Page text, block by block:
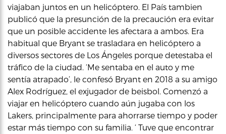
viajaban juntos en un helicóptero. El País tambien
publicó que la presunción de la precaución era evitar
que un posible accidente les afectara a ambos. Era
habitual que Bryant se trasladara en helicóptero a
diversos sectores de Los Ángeles porque detestaba el
tráfico de la ciudad. ‘Me sentaba en el auto y me
sentía atrapado’, le confesó Bryant en 2018 a su amigo
Alex Rodríguez, el exjugador de beisbol. Comenzó a
viajar en helicóptero cuando aún jugaba con los
Lakers, principalmente para ahorrarse tiempo y poder
estar más tiempo con su familia. ‘ Tuve que encontrar